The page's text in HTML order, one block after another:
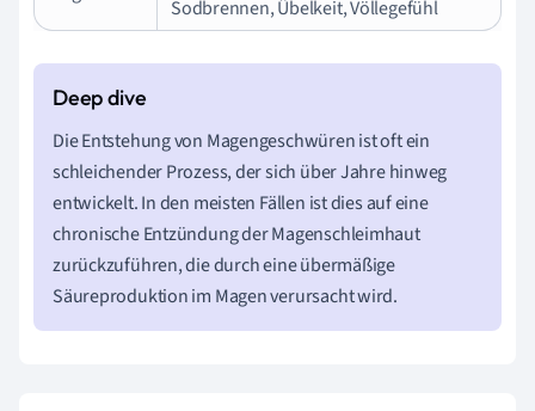
Sodbrennen, Übelkeit, Völlegefühl
Die Entstehung von Magengeschwüren ist oft ein
schleichender Prozess, der sich über Jahre hinweg
entwickelt. In den meisten Fällen ist dies auf eine
chronische Entzündung der Magenschleimhaut
zurückzuführen, die durch eine übermäßige
Säureproduktion im Magen verursacht wird.